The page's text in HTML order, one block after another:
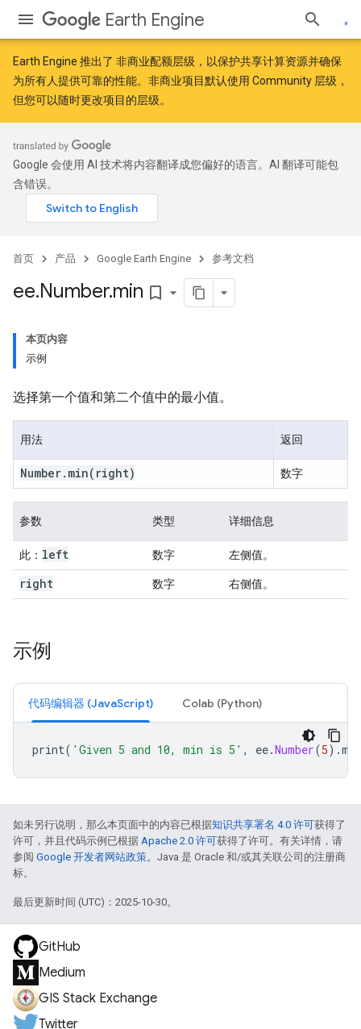
Earth Engine
Earth Engine 推出了 非商业配额层级 ，以保护共享计算资源并确保
为所有人提供可靠的性能。非商业项目默认使用 Community 层级，
但您可以随时更改项目的层级。
Google 会使用 AI 技术将内容翻译成您偏好的语言。AI 翻译可能包
含错误。
首页 产品 Google Earth Engine 参考文档
ee.Number.min bookmark_border
本页内容
示例
选择第一个值和第二个值中的最小值。
用法 返回
Number. min(right) 数字
参数 类型 详细信息
此： left 数字 左侧值。
right 数字 右侧值。
示例
代码编辑器 (JavaScript) Colab (Python)
print( 'Given 5 and 10, min is 5' , ee.Number(5).min
如未另行说明，那么本页面中的内容已根据知识共享署名 4.0 许可获得了
许可，并且代码示例已根据 Apache 2.0 许可获得了许可。有关详情，请
参阅 Google 开发者网站政策。Java 是 Oracle 和/或其关联公司的注册商
标。
最后更新时间 (UTC)：2025-10-30。
GitHub
Medium
GIS Stack Exchange
Twitter